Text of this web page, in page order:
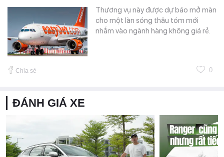
Thương vụ này được dự báo mở màn
cho một làn sóng thâu tóm mới
nhắm vào ngành hàng không giá rẻ.
Chia sẻ 0
ĐÁNH GIÁ XE